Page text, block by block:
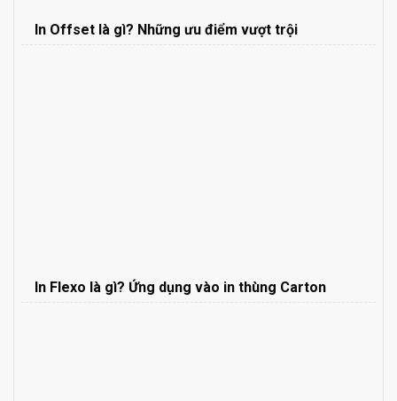
In Offset là gì? Những ưu điểm vượt trội
In Flexo là gì? Ứng dụng vào in thùng Carton